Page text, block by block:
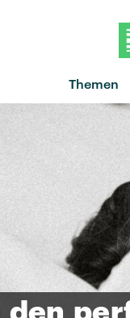
Themen
den